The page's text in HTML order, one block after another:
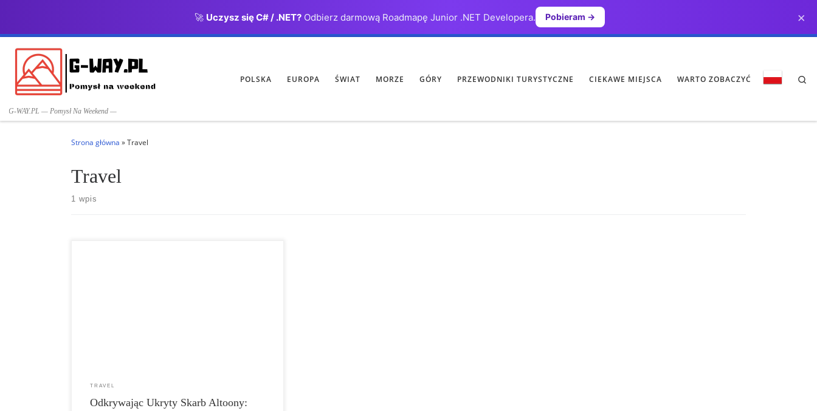
🚀 Uczysz się C# / .NET?Odbierz darmową Roadmapę Junior .NET Developera. Pobieram → ×
G-WAY.PL — Pomysł Na Weekend —
POLSKA EUROPA ŚWIAT MORZE GÓRY PRZEWODNIKI TURYSTYCZNE CIEKAWE MIEJSCA WARTO ZOBACZYĆ
Strona główna »Travel
Travel
1 wpis
TRAVEL
Odkrywając Ukryty Skarb Altoony: